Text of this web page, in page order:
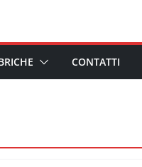
CONTATTI